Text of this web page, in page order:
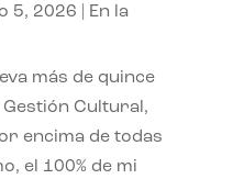
5, 2026
En la
más de quince
Gestión Cultural,
encima de todas
el 100% de mi